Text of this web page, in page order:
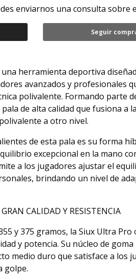
enviarnos una consulta sobre
Seguir
herramienta deportiva
avanzados y profesionales
polivalente. Formando parte
de alta calidad que fusiona a
a otro nivel.
de esta pala es su forma
excepcional en la mano
a los jugadores ajustar el
brindando un nivel de
CALIDAD Y RESISTENCIA
y 375 gramos, la Siux Ultra Pro
y potencia. Su núcleo de goma
medio duro que satisface a los
golpe.